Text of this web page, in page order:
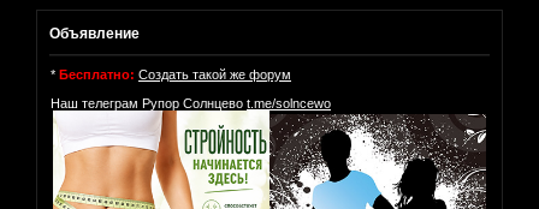
Объявление
* Бесплатно: Создать такой же форум
Наш телеграм Рупор Солнцево t.me/solncewo